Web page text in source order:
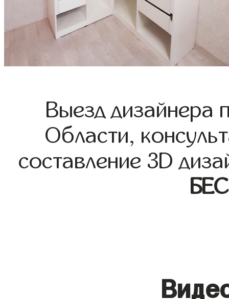
Выезд дизайнера
Области,
составление 3D